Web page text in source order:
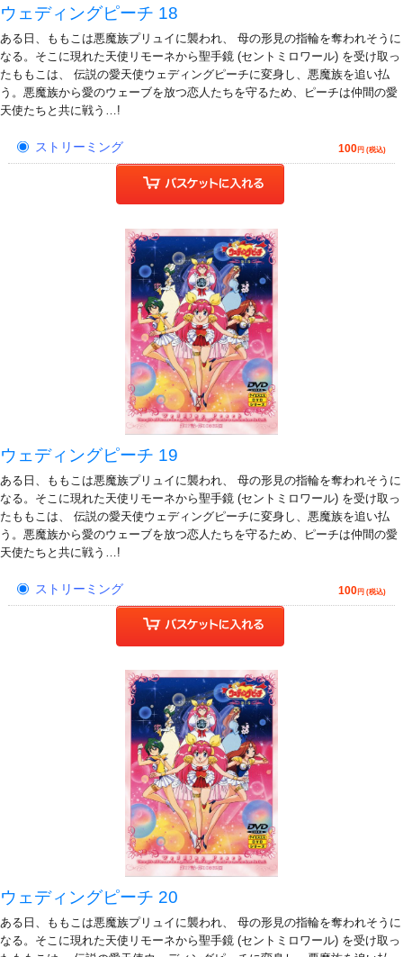
ウェディングピーチ 18
ある日、ももこは悪魔族プリュイに襲われ、 母の形見の指輪を奪われそうに
なる。そこに現れた天使リモーネから聖手鏡 (セントミロワール) を受け取っ
たももこは、 伝説の愛天使ウェディングピーチに変身し、悪魔族を追い払
う。悪魔族から愛のウェーブを放つ恋人たちを守るため、ピーチは仲間の愛
天使たちと共に戦う…!
ストリーミング 100円 (税込)
ウェディングピーチ 19
ある日、ももこは悪魔族プリュイに襲われ、 母の形見の指輪を奪われそうに
なる。そこに現れた天使リモーネから聖手鏡 (セントミロワール) を受け取っ
たももこは、 伝説の愛天使ウェディングピーチに変身し、悪魔族を追い払
う。悪魔族から愛のウェーブを放つ恋人たちを守るため、ピーチは仲間の愛
天使たちと共に戦う…!
ストリーミング 100円 (税込)
ウェディングピーチ 20
ある日、ももこは悪魔族プリュイに襲われ、 母の形見の指輪を奪われそうに
なる。そこに現れた天使リモーネから聖手鏡 (セントミロワール) を受け取っ